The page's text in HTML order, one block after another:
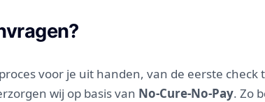
voor je uit handen, van de eerste check
wij op basis van No-Cure-No-Pay. Zo